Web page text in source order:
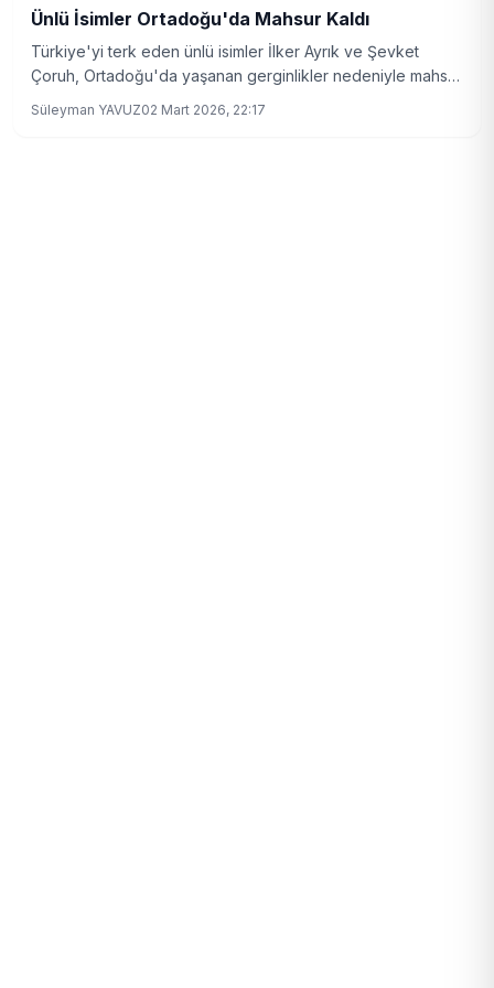
Ünlü İsimler Ortadoğu'da Mahsur Kaldı
Türkiye'yi terk eden ünlü isimler İlker Ayrık ve Şevket
Çoruh, Ortadoğu'da yaşanan gerginlikler nedeniyle mahsur
paylaştı.
Süleyman YAVUZ02 Mart 2026, 22:17